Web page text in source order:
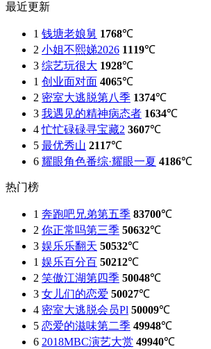
最近更新
1 钱塘老娘舅 1768℃
2 小姐不熙娣2026 1119℃
3 综艺玩很大 1928℃
1 创业面对面 4065℃
2 密室大逃脱第八季 1374℃
3 我遇见的精神病态者 1634℃
4 忙忙碌碌寻宝藏2 3607℃
5 最优秀山 2117℃
6 耀眼角色番综·耀眼一夏 4186℃
热门榜
1 奔跑吧兄弟第五季 83700℃
2 你正常吗第三季 50632℃
3 娱乐乐翻天 50532℃
1 娱乐百分百 50212℃
2 笑傲江湖第四季 50048℃
3 女儿们的恋爱 50027℃
4 密室大逃脱会员Pl 50009℃
5 恋爱的滋味第二季 49948℃
6 2018MBC演艺大赏 49940℃